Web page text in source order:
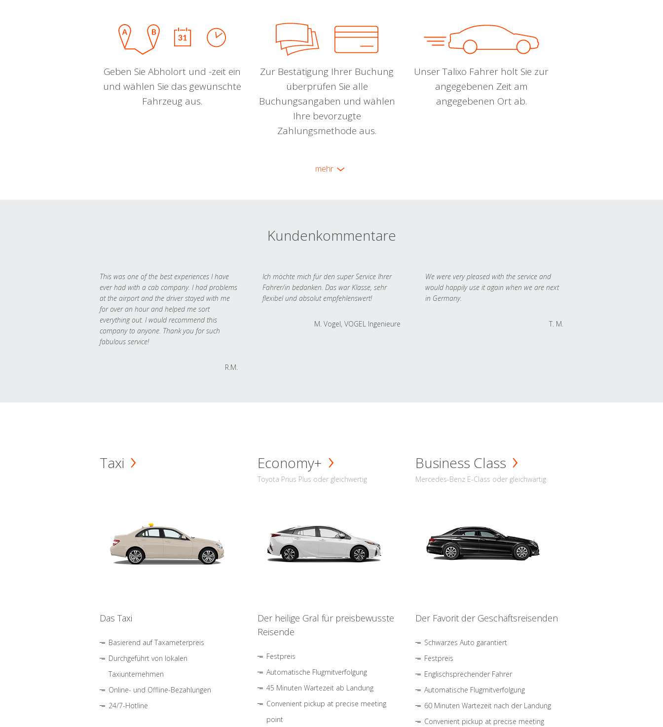
Geben Sie Abholort und -zeit ein
und wählen Sie das gewünschte
Fahrzeug aus.
Zur Bestätigung Ihrer Buchung
überprüfen Sie alle
Buchungsangaben und wählen
Ihre bevorzugte
Zahlungsmethode aus.
Unser Talixo Fahrer holt Sie zur
angegebenen Zeit am
angegebenen Ort ab.
mehr
Kundenkommentare
This was one of the best experiences I have
ever had with a cab company. I had problems
at the airport and the driver stayed with me
for over an hour and helped me sort
everything out. I would recommend this
company to anyone. Thank you for such
fabulous service!
R.M.
Ich möchte mich für den super Service Ihrer
Fahrer/in bedanken. Das war Klasse, sehr
flexibel und absolut empfehlenswert!
M. Vogel, VOGEL Ingenieure
We were very pleased with the service and
would happily use it again when we are next
in Germany.
T. M.
Taxi
Das Taxi
Basierend auf Taxameterpreis
Durchgeführt von lokalen
Taxiunternehmen
Online- und Offline-Bezahlungen
24/7-Hotline
Economy+
Toyota Prius Plus oder gleichwertig
Der heilige Gral für preisbewusste
Reisende
Festpreis
Automatische Flugmitverfolgung
45 Minuten Wartezeit ab Landung
Convenient pickup at precise meeting
point
Business Class
Mercedes-Benz E-Class oder gleichwärtig
Der Favorit der Geschäftsreisenden
Schwarzes Auto garantiert
Festpreis
Englischsprechender Fahrer
Automatische Flugmitverfolgung
60 Minuten Wartezeit nach der Landung
Convenient pickup at precise meeting